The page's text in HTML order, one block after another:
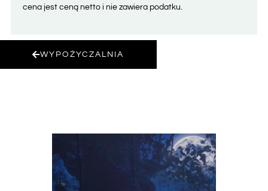
cena jest ceną netto i nie zawiera podatku.
WYPOŻYCZALNIA